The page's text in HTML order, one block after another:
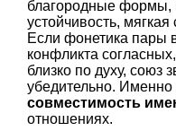
благородные формы,
устойчивость,
Если фонетика пары
конфликта
близко по духу, союз
убедительно. Именно
совместимость
отношениях.